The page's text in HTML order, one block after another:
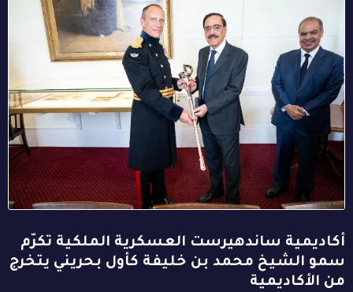
أكاديمية ساندهيرست العسكرية الملكية تكرّم
سمو الشيخ محمد بن خليفة كأول بحريني يتخرج
من الأكاديمية